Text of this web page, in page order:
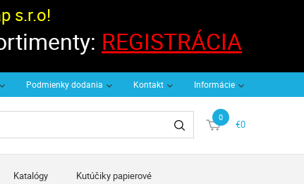
s.r.o!
REGISTRÁCIA
Podmienky dodania Kontakt Informácie
0
€0
Katalógy Kutúčiky papierové